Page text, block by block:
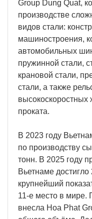
Group Dung Quat,
производстве
видов стали:
машиностроения,
автомобильных
пружинной стали,
крановой стали,
стали, а также
высокоскоростных
проката.
В 2023 году
по производству
тонн. В 2025 году
Вьетнаме
крупнейший
11-е место в мире.
внесла Hoa Phat